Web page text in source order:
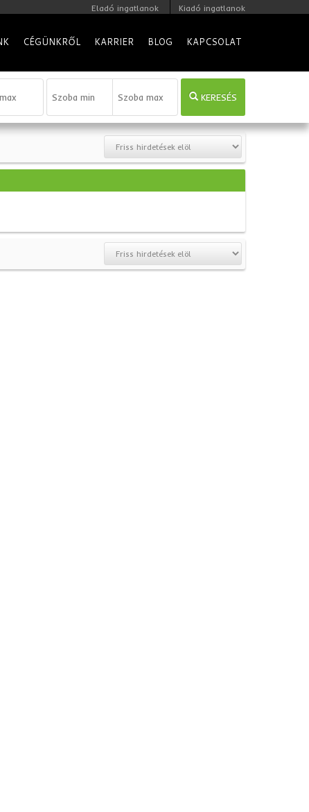
Eladó ingatlanok Kiadó ingatlanok
CÉGÜNKRŐL KARRIER BLOG KAPCSOLAT
KERESÉS